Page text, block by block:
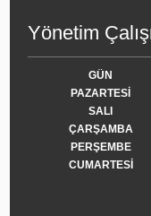
Yönetim
GÜN
PAZARTESİ
SALI
ÇARŞAMBA
PERŞEMBE
CUMARTESİ